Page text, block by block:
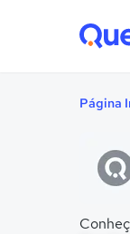
Página